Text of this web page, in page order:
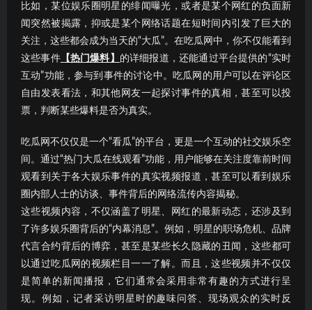
比如，某位娱乐圈明星的绯闻曝光，或者是某个网红的负面新
闻突然被揭露，抑或是某个网络话题在短时间内引发了巨大的
关注，这些都会成为当天的“大瓜”。在吃瓜网中，你不仅能看到
这些事件【热门爆料】 的详细报道，还能通过平台提供的“实时
互动”功能，参与到事件的讨论中。吃瓜网的用户可以在评论区
自由发表看法，和其他网友一起探讨事件的真相，甚至可以投
票，判断某些爆料是否为真实。
吃瓜网不仅仅是一个“看瓜”的平台，更是一个互动的社交娱乐空
间。通过“热门大瓜在线观看”功能，用户能够在关注度靠前时间
观看到关于各大娱乐事件的真实视频报道，甚至可以看到娱乐
圈内部人士的访谈、事件背后的网络流传内容揭秘。
这些视频内容，不仅涵盖了明星、网红的最新动态，还涉及到
了许多娱乐圈背后的“内幕消息”。例如，明星的职场危机、品牌
代言合约背后的博弈，甚至是某些长久隐藏的丑闻，这些都可
以通过吃瓜网的视频栏目一一了解。而且，这些视频并不仅仅
是简单的新闻播报，它们通常会采用非常有趣的方式进行呈
现。例如，记者采访明星时的趣味问答、现场观众的实时反